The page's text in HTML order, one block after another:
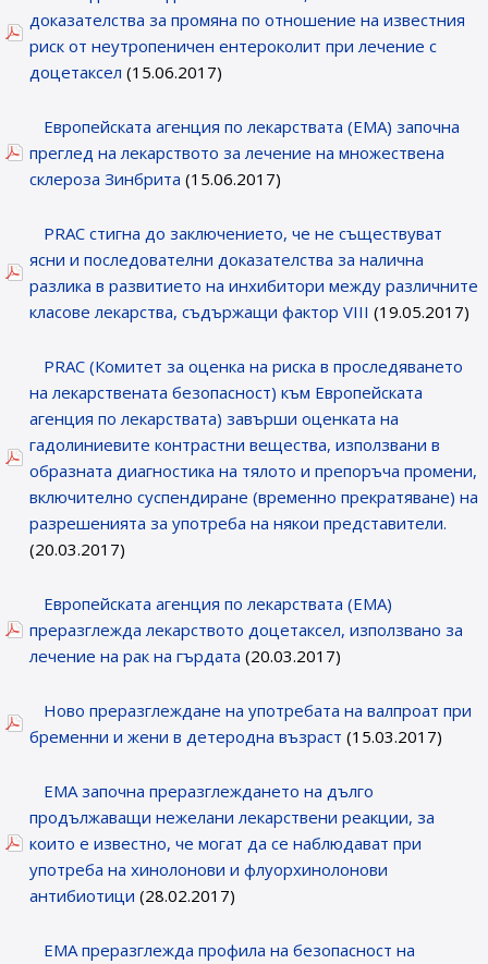
доказателства за промяна по отношение на известния
риск от неутропеничен ентероколит при лечение с
доцетаксел (15.06.2017)
Европейската агенция по лекарствата (ЕМА) започна
преглед на лекарството за лечение на множествена
склероза Зинбрита (15.06.2017)
PRAC стигна до заключението, че не съществуват
ясни и последователни доказателства за налична
разлика в развитието на инхибитори между различните
класове лекарства, съдържащи фактор VІІІ (19.05.2017)
PRAC (Комитет за оценка на риска в проследяването
на лекарствената безопасност) към Европейската
агенция по лекарствата) завърши оценката на
гадолиниевите контрастни вещества, използвани в
образната диагностика на тялото и препоръча промени,
включително суспендиране (временно прекратяване) на
разрешенията за употреба на някои представители.
(20.03.2017)
Eвропейската агенция по лекарствата (ЕМА)
преразглежда лекарството доцетаксел, използванo за
лечение на рак на гърдата (20.03.2017)
Ново преразглеждане на употребата на валпроат при
бременни и жени в детеродна възраст (15.03.2017)
ЕMA започна преразглеждането на дълго
продължаващи нежелани лекарствени реакции, за
които е известно, че могат да се наблюдават при
употреба на хинолонови и флуорхинолонови
антибиотици (28.02.2017)
ЕМА преразглежда профила на безопасност на